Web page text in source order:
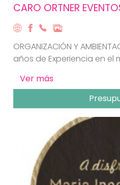
CARO ORTNER
ORGANIZACIÓN Y
años de Experiencia en el
Ver más